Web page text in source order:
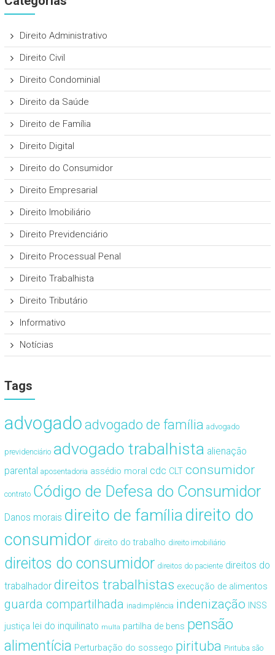
Direito Administrativo
Direito Civil
Direito Condominial
Direito da Saúde
Direito de Família
Direito Digital
Direito do Consumidor
Direito Empresarial
Direito Imobiliário
Direito Previdenciário
Direito Processual Penal
Direito Trabalhista
Direito Tributário
Informativo
Notícias
Tags
advogado advogado de família advogado
previdenciário advogado trabalhista alienação
parental aposentadoria assédio moral cdc CLT consumidor
contrato Código de Defesa do Consumidor
Danos morais direito de famíliadireito do
consumidor direito do trabalho direito imobiliário
direitos do consumidor direitos do paciente direitos do
trabalhador direitos trabalhistas execução de alimentos
guarda compartilhada inadimplência indenização INSS
justiça lei do inquilinato multa partilha de bens pensão
alimentícia Perturbação do sossego pirituba Pirituba são